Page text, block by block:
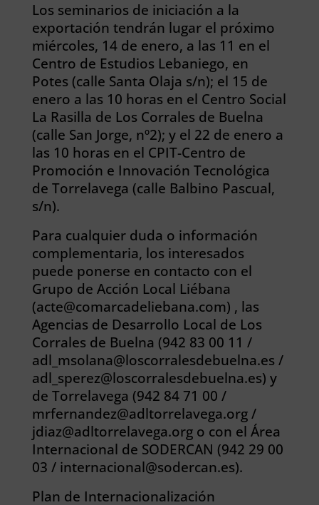
Los seminarios de iniciación a la
exportación tendrán lugar el próximo
miércoles, 14 de enero, a las 11 en el
Centro de Estudios Lebaniego, en
Potes (calle Santa Olaja s/n); el 15 de
enero a las 10 horas en el Centro Social
La Rasilla de Los Corrales de Buelna
(calle San Jorge, nº2); y el 22 de enero a
las 10 horas en el CPIT-Centro de
Promoción e Innovación Tecnológica
de Torrelavega (calle Balbino Pascual,
s/n).
Para cualquier duda o información
complementaria, los interesados
puede ponerse en contacto con el
Grupo de Acción Local Liébana
(acte@comarcadeliebana.com) , las
Agencias de Desarrollo Local de Los
Corrales de Buelna (942 83 00 11 /
adl_msolana@loscorralesdebuelna.es /
adl_sperez@loscorralesdebuelna.es) y
de Torrelavega (942 84 71 00 /
mrfernandez@adltorrelavega.org /
jdiaz@adltorrelavega.org o con el Área
Internacional de SODERCAN (942 29 00
03 / internacional@sodercan.es).
Plan de Internacionalización